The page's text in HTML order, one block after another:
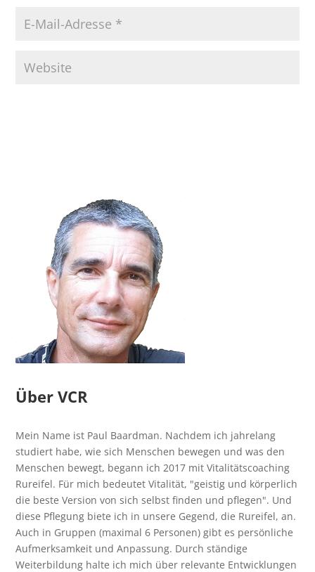
Über VCR
Mein Name ist Paul Baardman. Nachdem ich jahrelang
studiert habe, wie sich Menschen bewegen und was den
Menschen bewegt, begann ich 2017 mit Vitalitätscoaching
Rureifel. Für mich bedeutet Vitalität, "geistig und körperlich
die beste Version von sich selbst finden und pflegen". Und
diese Pflegung biete ich in unsere Gegend, die Rureifel, an.
Auch in Gruppen (maximal 6 Personen) gibt es persönliche
Aufmerksamkeit und Anpassung. Durch ständige
Weiterbildung halte ich mich über relevante Entwicklungen